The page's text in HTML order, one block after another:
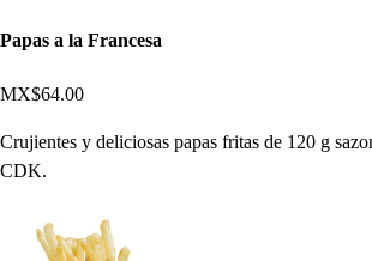
Papas a la Francesa
MX$64.00
Crujientes y deliciosas papas fritas de 120 g
CDK.